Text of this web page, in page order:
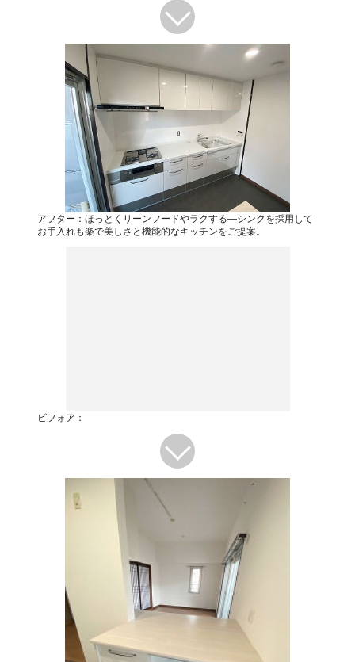
アフター：ほっとくリーンフードやラクする―シンクを採用して
お手入れも楽で美しさと機能的なキッチンをご提案。
ビフォア：